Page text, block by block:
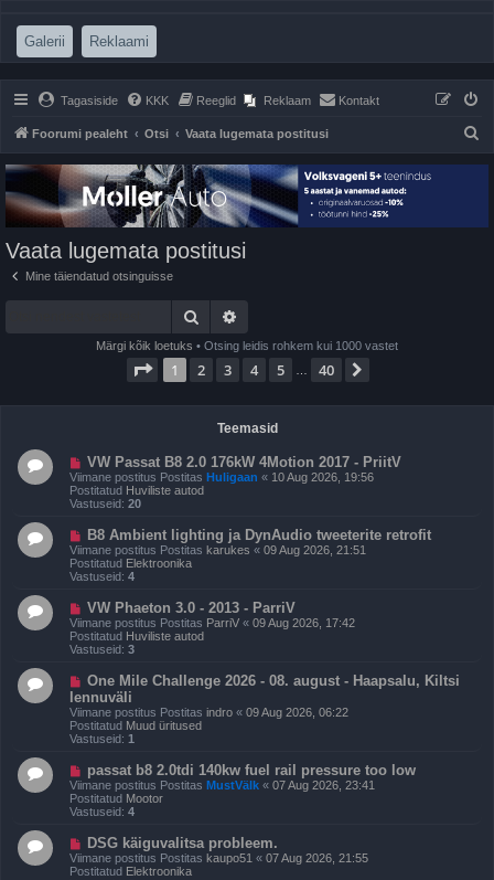
Galerii (Opens a new tab)
Reklaami
Tagasiside KKK Reeglid Reklaam Kontakt
Foorumi pealeht Otsi Vaata lugemata postitusi
Vaata lugemata postitusi
Mine täiendatud otsinguisse
Otsi
Märgi kõik loetuks • Otsing leidis rohkem kui 1000 vastet
. leht40 -st
1 2 3 4 5 40
Teemasid
U
u
s
p
o
i
t
u
VW Passat B8 2.0 176kW 4Motion 2017 - PriitV
Viimane postitus Postitas Huligaan « 10 Aug 2026, 19:56
Postitatud Huviliste autod
Vastuseid: 20
U
u
s
p
o
i
t
u
B8 Ambient lighting ja DynAudio tweeterite retrofit
Viimane postitus Postitas karukes « 09 Aug 2026, 21:51
Postitatud Elektroonika
Vastuseid: 4
U
u
s
p
o
i
t
u
s
VW Phaeton 3.0 - 2013 - ParriV
Viimane postitus Postitas ParriV « 09 Aug 2026, 17:42
Postitatud Huviliste autod
Vastuseid: 3
U
s
p
o
s
t
u
s
One Mile Challenge 2026 - 08. august - Haapsalu, Kiltsi
lennuväli
Viimane postitus Postitas indro « 09 Aug 2026, 06:22
Postitatud Muud üritused
Vastuseid: 1
U
u
s
p
o
i
t
passat b8 2.0tdi 140kw fuel rail pressure too low
Viimane postitus Postitas MustVälk « 07 Aug 2026, 23:41
Postitatud Mootor
Vastuseid: 4
U
u
s
DSG käiguvalitsa probleem.
Viimane postitus Postitas kaupo51 « 07 Aug 2026, 21:55
Postitatud Elektroonika